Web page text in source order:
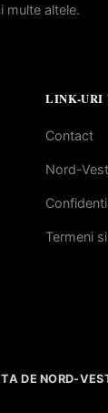
multe altele.
LINK-URI
Contact
Nord-
Termeni
DE NORD-